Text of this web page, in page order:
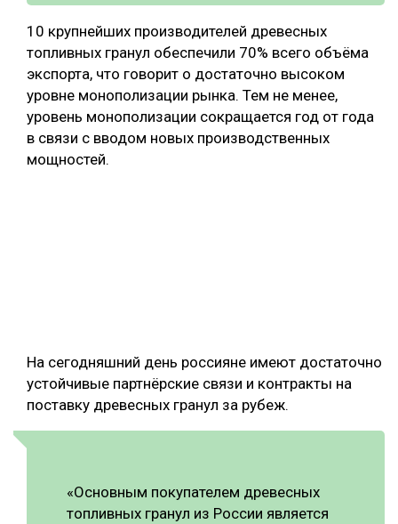
10 крупнейших производителей древесных
топливных гранул обеспечили 70% всего объёма
экспорта, что говорит о достаточно высоком
уровне монополизации рынка. Тем не менее,
уровень монополизации сокращается год от года
в связи с вводом новых производственных
мощностей.
На сегодняшний день россияне имеют достаточно
устойчивые партнёрские связи и контракты на
поставку древесных гранул за рубеж.
«Основным покупателем древесных
топливных гранул из России является